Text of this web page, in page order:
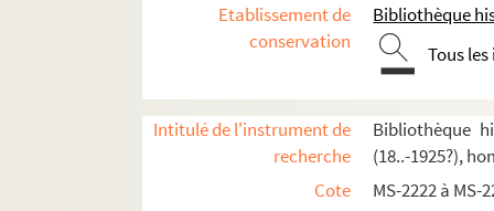
Etablissement de
conservation
Bibliothèque
Tous
Intitulé de l'instrument de
recherche
Bibliothèque
(18..-1925?),
Cote
MS-2222 à MS-